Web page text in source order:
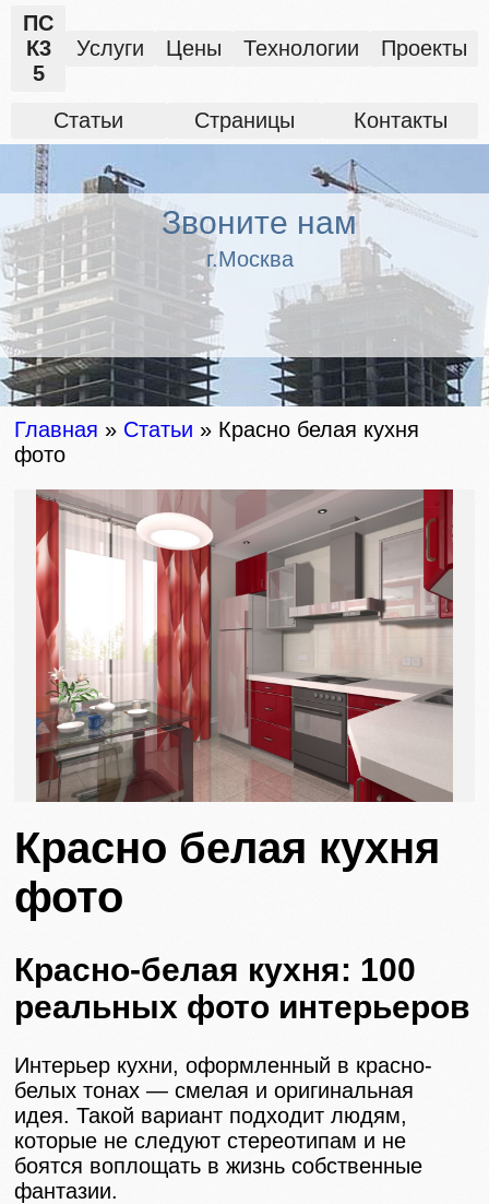
ПС
К3
5
Услуги Цены Технологии Проекты
Статьи Страницы Контакты
Звоните нам
г.Москва
Главная » Статьи » Красно белая кухня
фото
Красно белая кухня
фото
Красно-белая кухня: 100
реальных фото интерьеров
Интерьер кухни, оформленный в красно-
белых тонах — смелая и оригинальная
идея. Такой вариант подходит людям,
которые не следуют стереотипам и не
боятся воплощать в жизнь собственные
фантазии.